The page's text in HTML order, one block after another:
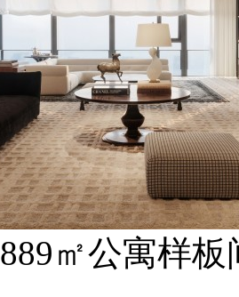
㎡公寓样板